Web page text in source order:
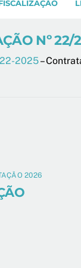
Nº 22/
2025–
2026